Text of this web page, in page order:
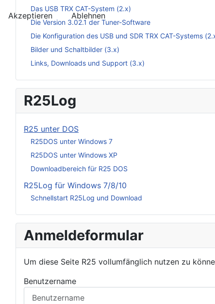
Das USB TRX CAT-System (2.x)
Die Version 3.02.1 der Tuner-Software
Die Konfiguration des USB und SDR TRX CAT-Systems
Bilder und Schaltbilder (3.x)
Links, Downloads und Support (3.x)
R25Log
R25 unter DOS
R25DOS unter Windows 7
R25DOS unter Windows XP
Downloadbereich für R25 DOS
R25Log für Windows 7/8/10
Schnellstart R25Log und Download
Anmeldeformular
Um diese Seite R25 vollumfänglich nutzen zu
Benutzername
Akzeptieren
Ablehnen